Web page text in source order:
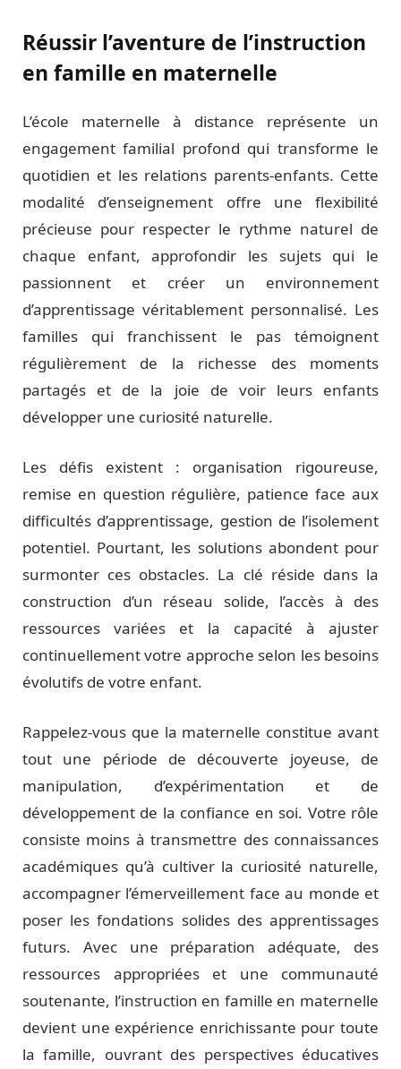
Réussir l’aventure de l’instruction
en famille en maternelle
L’école maternelle à distance représente un
engagement familial profond qui transforme le
quotidien et les relations parents-enfants. Cette
modalité d’enseignement offre une flexibilité
précieuse pour respecter le rythme naturel de
chaque enfant, approfondir les sujets qui le
passionnent et créer un environnement
d’apprentissage véritablement personnalisé. Les
familles qui franchissent le pas témoignent
régulièrement de la richesse des moments
partagés et de la joie de voir leurs enfants
développer une curiosité naturelle.
Les défis existent : organisation rigoureuse,
remise en question régulière, patience face aux
difficultés d’apprentissage, gestion de l’isolement
potentiel. Pourtant, les solutions abondent pour
surmonter ces obstacles. La clé réside dans la
construction d’un réseau solide, l’accès à des
ressources variées et la capacité à ajuster
continuellement votre approche selon les besoins
évolutifs de votre enfant.
Rappelez-vous que la maternelle constitue avant
tout une période de découverte joyeuse, de
manipulation, d’expérimentation et de
développement de la confiance en soi. Votre rôle
consiste moins à transmettre des connaissances
académiques qu’à cultiver la curiosité naturelle,
accompagner l’émerveillement face au monde et
poser les fondations solides des apprentissages
futurs. Avec une préparation adéquate, des
ressources appropriées et une communauté
soutenante, l’instruction en famille en maternelle
devient une expérience enrichissante pour toute
la famille, ouvrant des perspectives éducatives